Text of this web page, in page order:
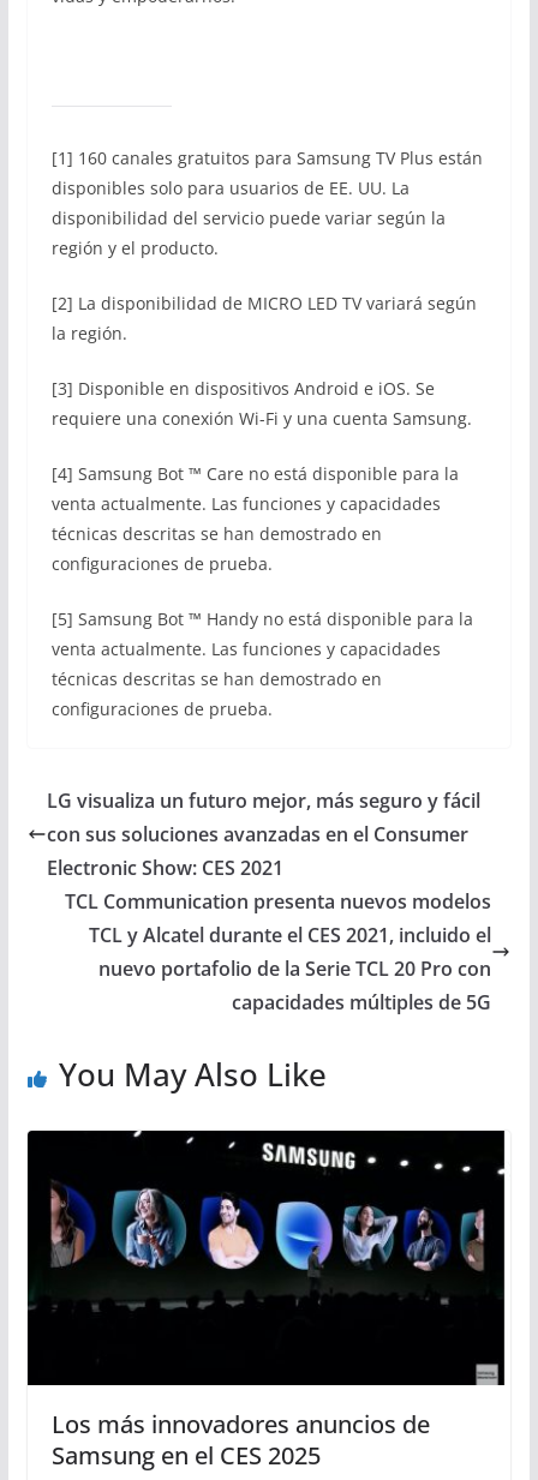
[1] 160 canales gratuitos para Samsung TV Plus están
disponibles solo para usuarios de EE. UU. La
disponibilidad del servicio puede variar según la
región y el producto.
[2] La disponibilidad de MICRO LED TV variará según
la región.
[3] Disponible en dispositivos Android e iOS. Se
requiere una conexión Wi-Fi y una cuenta Samsung.
[4] Samsung Bot ™ Care no está disponible para la
venta actualmente. Las funciones y capacidades
técnicas descritas se han demostrado en
configuraciones de prueba.
[5] Samsung Bot ™ Handy no está disponible para la
venta actualmente. Las funciones y capacidades
técnicas descritas se han demostrado en
configuraciones de prueba.
LG visualiza un futuro mejor, más seguro y fácil
con sus soluciones avanzadas en el Consumer
Electronic Show: CES 2021
TCL Communication presenta nuevos modelos
TCL y Alcatel durante el CES 2021, incluido el
nuevo portafolio de la Serie TCL 20 Pro con
capacidades múltiples de 5G
You May Also Like
Los más innovadores anuncios de
Samsung en el CES 2025